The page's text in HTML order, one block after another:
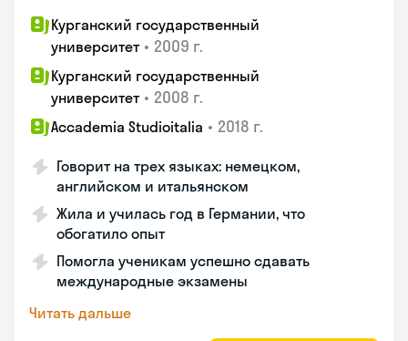
Курганский государственный
университет • 2009 г.
Курганский государственный
университет • 2008 г.
Accademia Studioitalia • 2018 г.
Говорит на трех языках: немецком,
английском и итальянском
Жила и училась год в Германии, что
обогатило опыт
Помогла ученикам успешно сдавать
международные экзамены
Читать дальше